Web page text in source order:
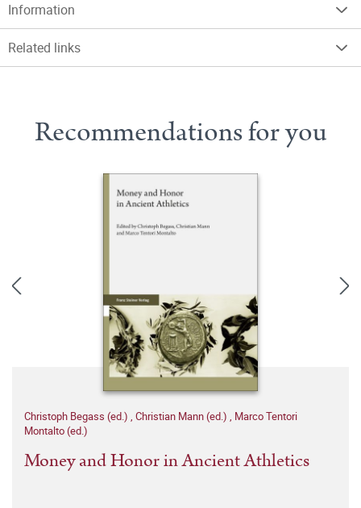
Information
Related links
Recommendations for you
Christoph Begass (ed.) , Christian Mann (ed.) , Marco Tentori
Montalto (ed.)
Money and Honor in Ancient Athletics